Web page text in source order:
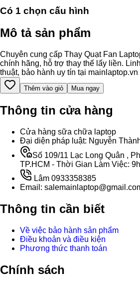
Có 1 chọn cấu hình
Mô tả sản phẩm
Chuyên cung cấp Thay Quạt Fan
chính hãng, hỗ trợ thay thế lấy liền.
thuật, bảo hành uy tín tại mainlaptop.vn
Thêm vào giỏ Mua ngay
Thông tin cửa hàng
Cửa hàng sữa chữa laptop
Đại diện pháp luật: Nguyễn
Số 109/11 Lạc Long Quân ,
TP.HCM - Thời Gian Làm Việc:
Lâm 0933358385
Email:
Thông tin cần biết
Về việc bảo hành sản phẩm
Điều khoản và điều kiện
Phương thức thanh toán
Chính sách